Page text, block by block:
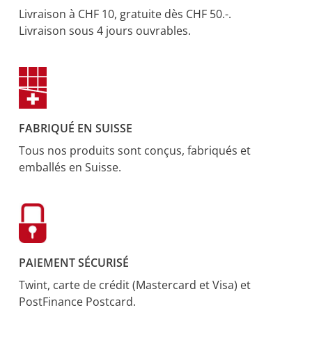
Livraison à CHF 10, gratuite dès CHF 50.-.
Livraison sous 4 jours ouvrables.
FABRIQUÉ EN SUISSE
Tous nos produits sont conçus, fabriqués et
emballés en Suisse.
PAIEMENT SÉCURISÉ
Twint, carte de crédit (Mastercard et Visa) et
PostFinance Postcard.